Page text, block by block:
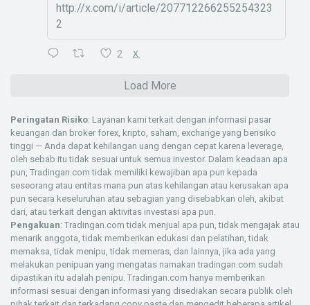
http://x.com/i/article/207712266255254323
2
2 X
Load More
Peringatan Risiko: Layanan kami terkait dengan informasi pasar
keuangan dan broker forex, kripto, saham, exchange yang berisiko
tinggi — Anda dapat kehilangan uang dengan cepat karena leverage,
oleh sebab itu tidak sesuai untuk semua investor. Dalam keadaan apa
pun, Tradingan.com tidak memiliki kewajiban apa pun kepada
seseorang atau entitas mana pun atas kehilangan atau kerusakan apa
pun secara keseluruhan atau sebagian yang disebabkan oleh, akibat
dari, atau terkait dengan aktivitas investasi apa pun.
Pengakuan: Tradingan.com tidak menjual apa pun, tidak mengajak atau
menarik anggota, tidak memberikan edukasi dan pelatihan, tidak
memaksa, tidak menipu, tidak memeras, dan lainnya, jika ada yang
melakukan penipuan yang mengatas namakan tradingan.com sudah
dipastikan itu adalah penipu. Tradingan.com hanya memberikan
informasi sesuai dengan informasi yang disediakan secara publik oleh